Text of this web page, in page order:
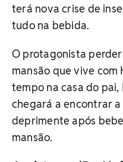
terá nova crise de
tudo na bebida.
O protagonista
mansão que vive com
tempo na casa do pai,
chegará a encontrar
deprimente após
mansão.